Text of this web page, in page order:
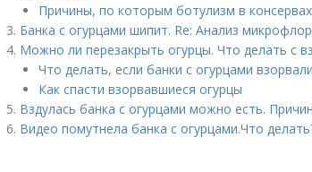
Причины, по которым ботулизм в
Банка с огурцами шипит. Re: Анализ
Можно ли перезакрыть огурцы. Что делать с
Что делать, если банки с огурцами
Как спасти взорвавшиеся огурцы
Вздулась банка с огурцами можно есть.
Видео помутнела банка с огурцами.Что